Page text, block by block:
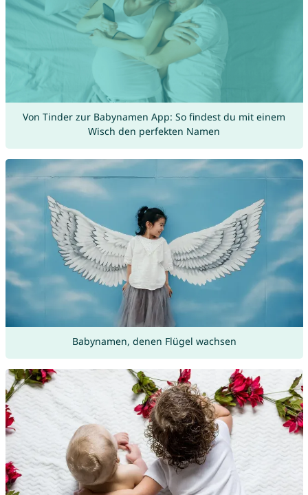
Von Tinder zur Babynamen App: So findest du mit einem
Wisch den perfekten Namen
Babynamen, denen Flügel wachsen